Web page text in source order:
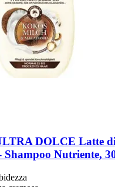
DOLCE Latte di
Shampoo Nutriente,